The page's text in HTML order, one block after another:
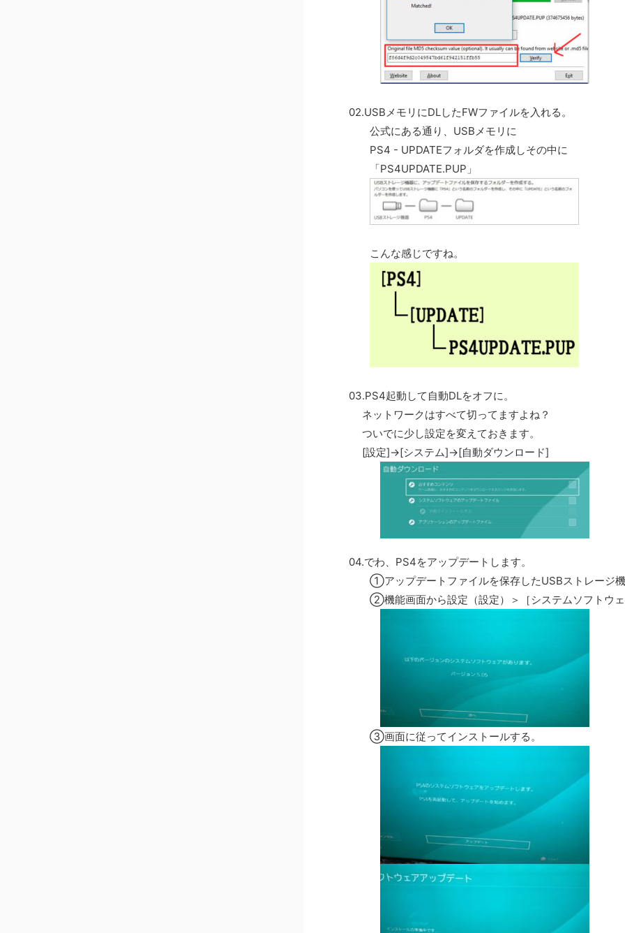
02.USBメモリにDLしたFWファイルを入れる。
公式にある通り、USBメモリに
PS4 - UPDATEフォルダを作成しその中に
「PS4UPDATE.PUP」
こんな感じですね。
03.PS4起動して自動DLをオフに。
ネットワークはすべて切ってますよね？
ついでに少し設定を変えておきます。
[設定]→[システム]→[自動ダウンロード]
04.でわ、PS4をアップデートします。
①アップデートファイルを保存したUSBストレージ機
②機能画面から設定（設定）＞［システムソフトウェ
③画面に従ってインストールする。